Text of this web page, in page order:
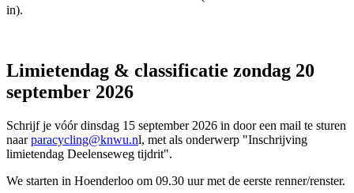
in).
Limietendag & classificatie zondag 20
september 2026
Schrijf je vóór dinsdag 15 september 2026 in door een mail te sturen
naarparacycling@knwu.nl, met als onderwerp "Inschrijving
limietendag Deelenseweg tijdrit".
We starten in Hoenderloo om 09.30 uur met de eerste renner/renster.